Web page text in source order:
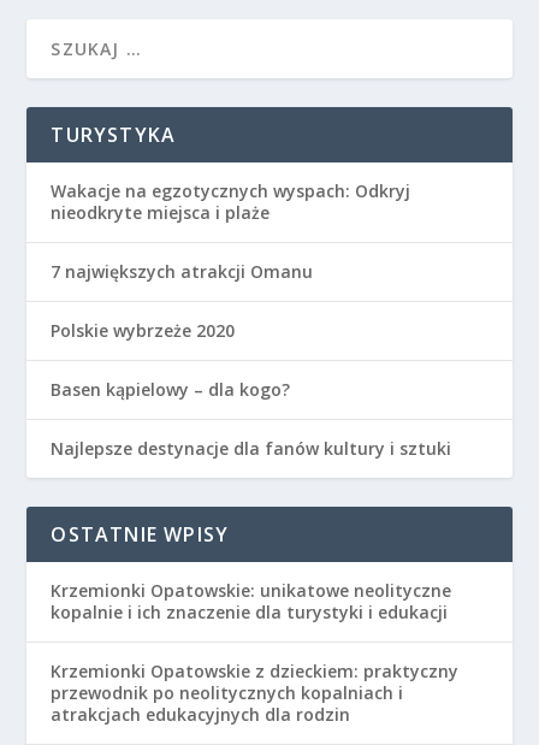
TURYSTYKA
Wakacje na egzotycznych wyspach: Odkryj
nieodkryte miejsca i plaże
7 największych atrakcji Omanu
Polskie wybrzeże 2020
Basen kąpielowy – dla kogo?
Najlepsze destynacje dla fanów kultury i sztuki
OSTATNIE WPISY
Krzemionki Opatowskie: unikatowe neolityczne
kopalnie i ich znaczenie dla turystyki i edukacji
Krzemionki Opatowskie z dzieckiem: praktyczny
przewodnik po neolitycznych kopalniach i
atrakcjach edukacyjnych dla rodzin